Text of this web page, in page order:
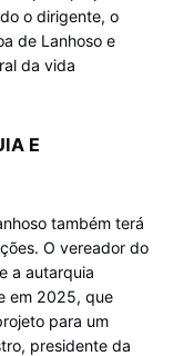
o dirigente, o
de Lanhoso e
da vida
E
também terá
O vereador do
a autarquia
em 2025, que
para um
presidente da